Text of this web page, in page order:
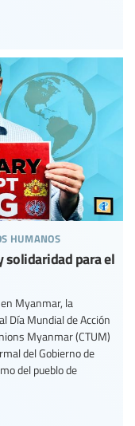
humanos
solidaridad para el
Myanmar, la
Día Mundial de Acción
Myanmar (CTUM)
del Gobierno de
del pueblo de